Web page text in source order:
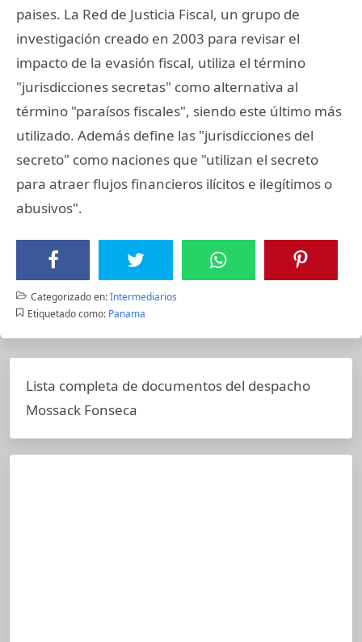
paises. La Red de Justicia Fiscal, un grupo de
investigación creado en 2003 para revisar el
impacto de la evasión fiscal, utiliza el término
"jurisdicciones secretas" como alternativa al
término "paraísos fiscales", siendo este último más
utilizado. Además define las "jurisdicciones del
secreto" como naciones que "utilizan el secreto
para atraer flujos financieros ilícitos e ilegítimos o
abusivos".
Categorizado en:Intermediarios
Etiquetado como: Panama
Lista completa de documentos del despacho
Mossack Fonseca